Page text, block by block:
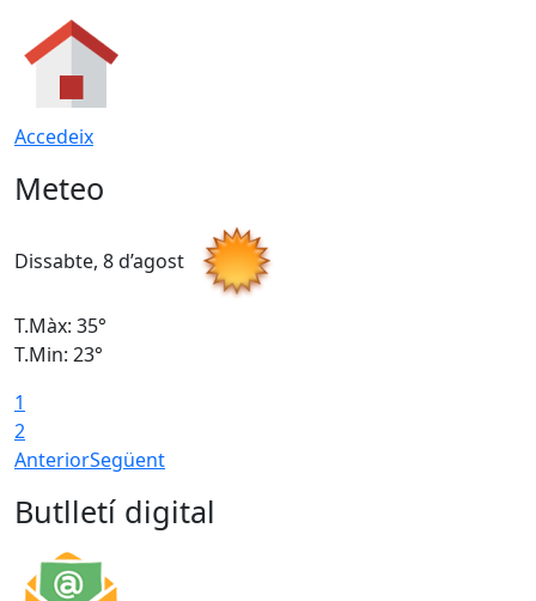
Accedeix
Meteo
Dissabte, 8 d’agost
T.Màx: 35°
T.Min: 23°
1
2
AnteriorSegüent
Butlletí digital